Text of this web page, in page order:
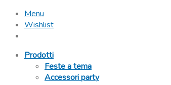
Menu
Wishlist
Prodotti
Feste a tema
Accessori party